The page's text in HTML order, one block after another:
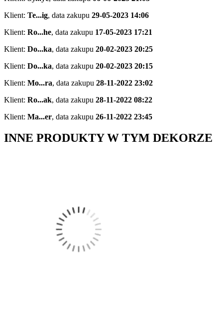
Klient: Te...ig, data zakupu 29-05-2023 14:06
Klient: Ro...he, data zakupu 17-05-2023 17:21
Klient: Do...ka, data zakupu 20-02-2023 20:25
Klient: Do...ka, data zakupu 20-02-2023 20:15
Klient: Mo...ra, data zakupu 28-11-2022 23:02
Klient: Ro...ak, data zakupu 28-11-2022 08:22
Klient: Ma...er, data zakupu 26-11-2022 23:45
INNE PRODUKTY W TYM DEKORZE